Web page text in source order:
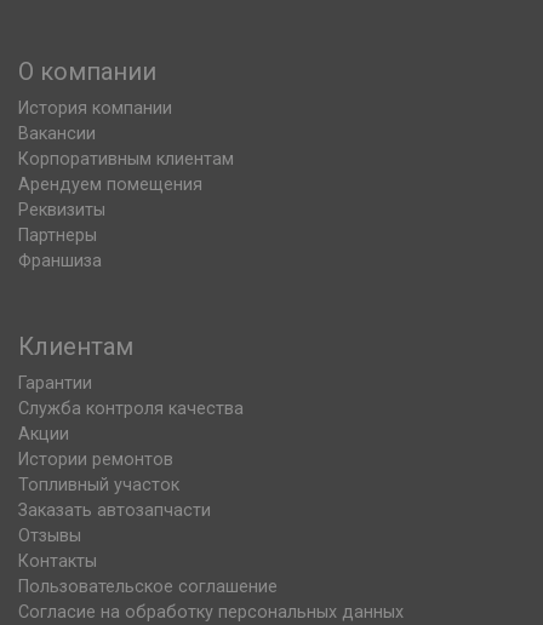
О компании
История компании
Вакансии
Корпоративным клиентам
Арендуем помещения
Реквизиты
Партнеры
Франшиза
Клиентам
Гарантии
Служба контроля качества
Акции
Истории ремонтов
Топливный участок
Заказать автозапчасти
Отзывы
Контакты
Пользовательское соглашение
Согласие на обработку персональных данных